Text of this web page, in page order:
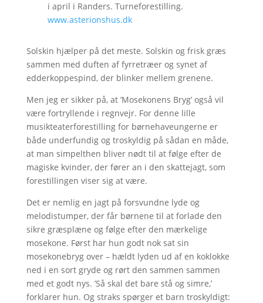
i april i Randers. Turneforestilling.
www.asterionshus.dk
Solskin hjælper på det meste. Solskin og frisk græs
sammen med duften af fyrretræer og synet af
edderkoppespind, der blinker mellem grenene.
Men jeg er sikker på, at ’Mosekonens Bryg’ også vil
være fortryllende i regnvejr. For denne lille
musikteaterforestilling for børnehaveungerne er
både underfundig og troskyldig på sådan en måde,
at man simpelthen bliver nødt til at følge efter de
magiske kvinder, der fører an i den skattejagt, som
forestillingen viser sig at være.
Det er nemlig en jagt på forsvundne lyde og
melodistumper, der får børnene til at forlade den
sikre græsplæne og følge efter den mærkelige
mosekone. Først har hun godt nok sat sin
mosekonebryg over – hældt lyden ud af en koklokke
ned i en sort gryde og rørt den sammen sammen
med et godt nys. ’Så skal det bare stå og simre,’
forklarer hun. Og straks spørger et barn troskyldigt: